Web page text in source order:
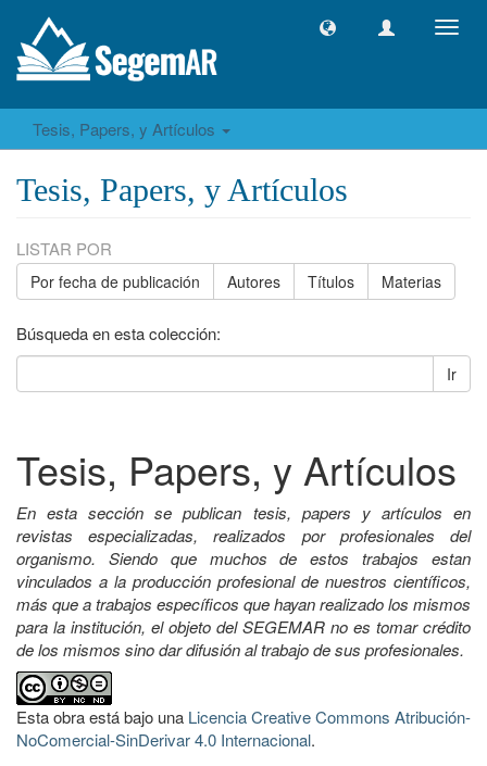
Tesis, Papers, y Artículos
Tesis, Papers, y Artículos
LISTAR POR
Por fecha de publicación Autores Títulos Materias
Búsqueda en esta colección:
Ir
Tesis, Papers, y Artículos
En esta sección se publican tesis, papers y artículos en
revistas especializadas, realizados por profesionales del
organismo. Siendo que muchos de estos trabajos estan
vinculados a la producción profesional de nuestros científicos,
más que a trabajos específicos que hayan realizado los mismos
para la institución, el objeto del SEGEMAR no es tomar crédito
de los mismos sino dar difusión al trabajo de sus profesionales.
Esta obra está bajo una Licencia Creative Commons Atribución-
NoComercial-SinDerivar 4.0 Internacional.